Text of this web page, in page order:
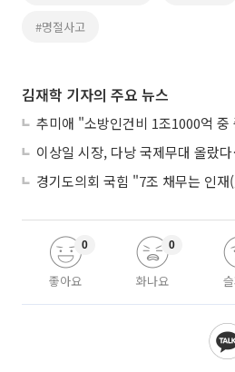
#명절사고
김재학 기자의 주요 뉴스
좋아요
0
화나요
0